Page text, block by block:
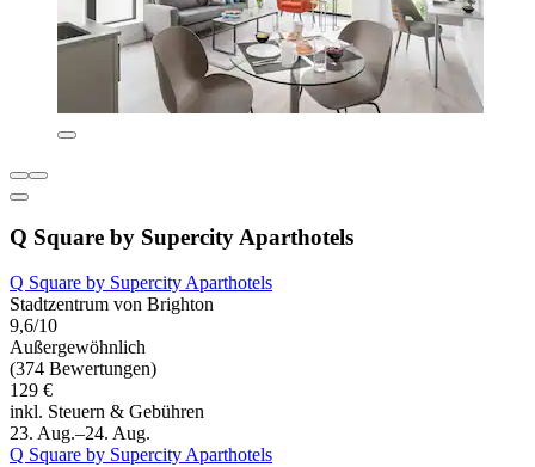
Q Square by Supercity Aparthotels
Q Square by Supercity Aparthotels
Stadtzentrum von Brighton
9,6/10
Außergewöhnlich
(374 Bewertungen)
129 €
inkl. Steuern & Gebühren
23. Aug.–24. Aug.
Q Square by Supercity Aparthotels